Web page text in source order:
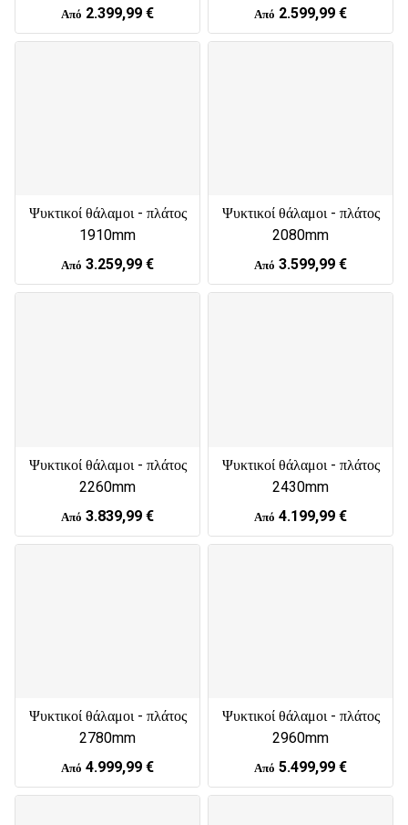
Από 2.399,99 € Από 2.599,99 €
Ψυκτικοί θάλαμοι - πλάτος
1910mm
Από 3.259,99 €
Ψυκτικοί θάλαμοι - πλάτος
2080mm
Από 3.599,99 €
Ψυκτικοί θάλαμοι - πλάτος
2260mm
Από 3.839,99 €
Ψυκτικοί θάλαμοι - πλάτος
2430mm
Από 4.199,99 €
Ψυκτικοί θάλαμοι - πλάτος
2780mm
Από 4.999,99 €
Ψυκτικοί θάλαμοι - πλάτος
2960mm
Από 5.499,99 €